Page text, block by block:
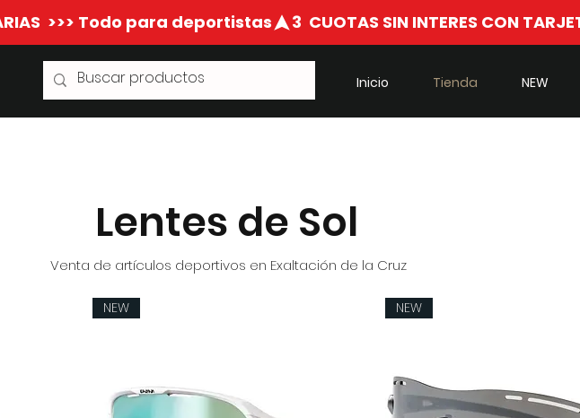
>>> Todo para deportistas
Inicio Tienda NEW
Lentes de Sol
Venta de artículos deportivos en Exaltación de la Cruz
NEW NEW